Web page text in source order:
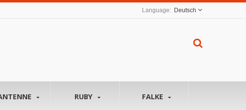
Deutsch
RUBY FALKE